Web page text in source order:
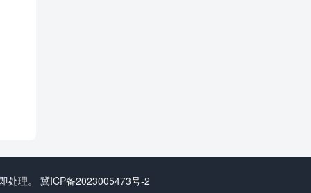
处理。 冀ICP备2023005473号-2